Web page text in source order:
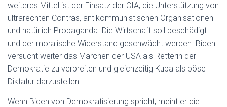
weiteres Mittel ist der Einsatz der CIA, die Unterstützung von
ultrarechten Contras, antikommunistischen Organisationen
und natürlich Propaganda. Die Wirtschaft soll beschädigt
und der moralische Widerstand geschwächt werden. Biden
versucht weiter das Märchen der USA als Retterin der
Demokratie zu verbreiten und gleichzeitig Kuba als böse
Diktatur darzustellen.
Wenn Biden von Demokratisierung spricht, meint er die